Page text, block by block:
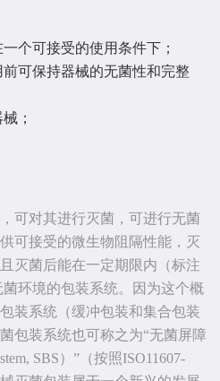
个可接受的使用条件下；
可保持器械的无菌性和完整
；
可对其进行灭菌，可进行无菌
可接受的微生物阻隔性能，灭
灭菌后能在一定期限内（标注
环境的包装系统。因为这个概
装系统（缓冲包装和集合包装
包装系统也可称之为“无菌屏障
SBS）”（按照ISO11607-